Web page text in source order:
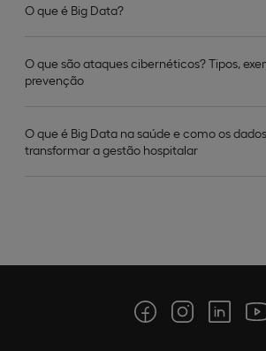
O que é Big Data?
O que são ataques cibernéticos? Tipos,
prevenção
O que é Big Data na saúde e como os
transformar a gestão hospitalar